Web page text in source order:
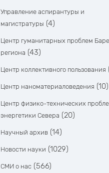
Управление аспирантуры и
магистратуры (4)
Центр гуманитарных проблем
региона (43)
Центр коллективного пользования
Центр наноматериаловедения (10)
Центр физико-технических
энергетики Севера (20)
Научный архив (14)
Новости науки (1029)
СМИ о нас (566)